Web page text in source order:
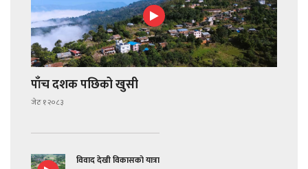
पाँच दशक पछिको खुसी
जेठ १ २०८३
विवाद देखी विकासको यात्रा